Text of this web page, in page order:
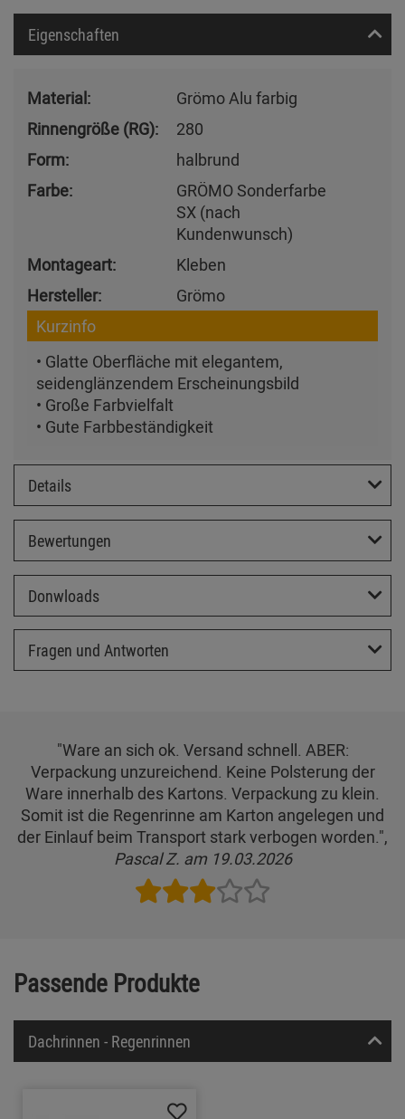
Eigenschaften
Material:
Grömo Alu farbig
Rinnengröße (RG):
280
Form:
halbrund
Farbe:
GRÖMO Sonderfarbe
SX (nach
Kundenwunsch)
Montageart:
Kleben
Hersteller:
Grömo
Kurzinfo
• Glatte Oberfläche mit elegantem,
seidenglänzendem Erscheinungsbild
• Große Farbvielfalt
• Gute Farbbeständigkeit
Details
Bewertungen
Donwloads
Fragen und Antworten
"Ware an sich ok. Versand schnell. ABER:
Verpackung unzureichend. Keine Polsterung der
Ware innerhalb des Kartons. Verpackung zu klein.
Somit ist die Regenrinne am Karton angelegen und
der Einlauf beim Transport stark verbogen worden.",
Pascal Z. am 19.03.2026
Passende Produkte
Dachrinnen - Regenrinnen